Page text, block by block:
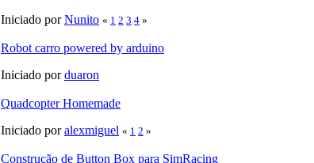
Iniciado porNunito « 1 2 3 4 »
Robot carro powered by arduino
Iniciado porduaron
Quadcopter Homemade
Iniciado poralexmiguel « 1 2 »
Construção de Button Box para SimRacing